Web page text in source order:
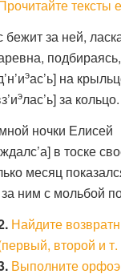
тексты
бежит за ней,
подбираясь,
эас’ь] на
элас’ь] за кольцо.
ночки Елисей
в тоске
месяц
ним с мольбой
Найдите
второй и
Выполните